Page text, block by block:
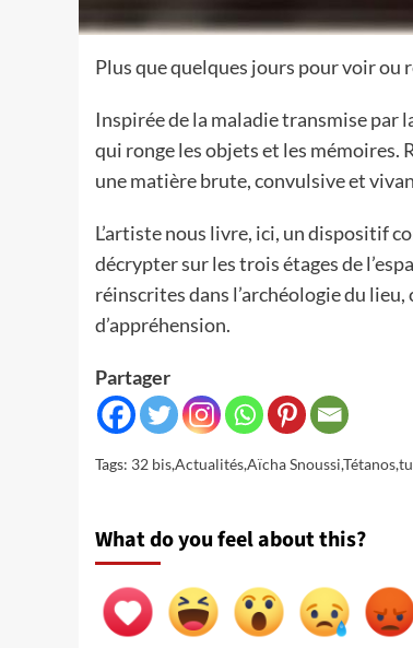
Plus que quelques jours pour voir ou
Inspirée de la maladie transmise par
qui ronge les objets et les mémoires.
une matière brute, convulsive et
L’artiste nous livre, ici, un dispositif
décrypter sur les trois étages de
réinscrites dans l’archéologie du
d’appréhension.
Partager
Tags: 32 bis,Actualités,Aïcha Snoussi,Tétanos,
What do you feel about this?